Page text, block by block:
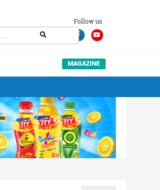
Follow us
MAGAZINE